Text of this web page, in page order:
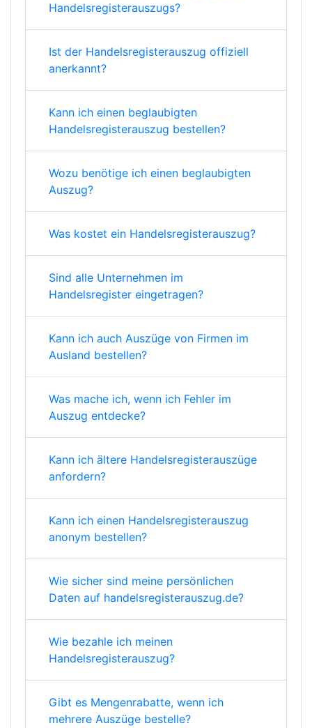
Handelsregisterauszugs?
Ist der Handelsregisterauszug offiziell
anerkannt?
Kann ich einen beglaubigten
Handelsregisterauszug bestellen?
Wozu benötige ich einen beglaubigten
Auszug?
Was kostet ein Handelsregisterauszug?
Sind alle Unternehmen im
Handelsregister eingetragen?
Kann ich auch Auszüge von Firmen im
Ausland bestellen?
Was mache ich, wenn ich Fehler im
Auszug entdecke?
Kann ich ältere Handelsregisterauszüge
anfordern?
Kann ich einen Handelsregisterauszug
anonym bestellen?
Wie sicher sind meine persönlichen
Daten auf handelsregisterauszug.de?
Wie bezahle ich meinen
Handelsregisterauszug?
Gibt es Mengenrabatte, wenn ich
mehrere Auszüge bestelle?